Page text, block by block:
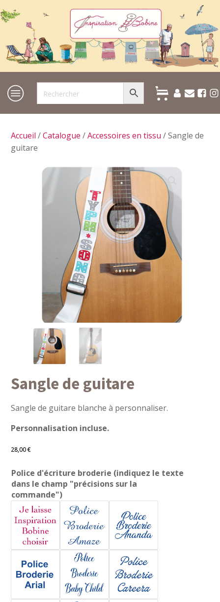
Accueil /Catalogue /Accessoires en tissu / Sangle de
guitare
Sangle de guitare
Sangle de guitare blanche à personnaliser.
Personnalisation incluse.
28,00€
Police d'écriture broderie (indiquez le texte
dans le champ "précisions sur la
commande")